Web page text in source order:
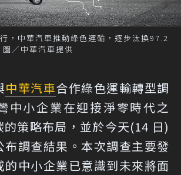
，中華汽車推動綠色運輸，逐步汰換97.2
／中華汽車提供
中華汽車合作綠色運輸轉型調
中小企業在迎接淨零時代之
的策略布局，並於今天(14 日)
布調查結果。本次調查主要發
的中小企業已意識到未來將面